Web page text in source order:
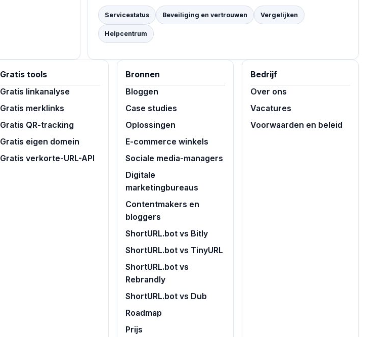
Servicestatus Beveiliging en vertrouwen Vergelijken
Helpcentrum
Gratis tools
Gratis linkanalyse
Gratis merklinks
Gratis QR-tracking
Gratis eigen domein
Gratis verkorte-URL-API
Bronnen
Bloggen
Case studies
Oplossingen
E-commerce winkels
Sociale media-managers
Digitale
marketingbureaus
Contentmakers en
bloggers
ShortURL.bot vs Bitly
ShortURL.bot vs TinyURL
ShortURL.bot vs
Rebrandly
ShortURL.bot vs Dub
Roadmap
Prijs
Bedrijf
Over ons
Vacatures
Voorwaarden en beleid